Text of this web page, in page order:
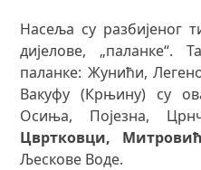
Насеља су разбијеног
дијелове, „паланке“.
паланке: Жунићи,
Вакуфу (Крњину) су
Осиња, Појезна,
Цвртковци,
Љескове Воде.